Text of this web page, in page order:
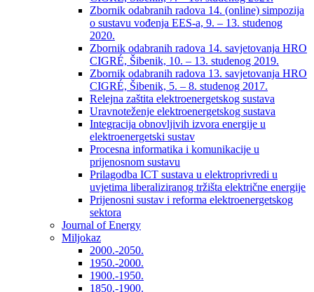
Zbornik odabranih radova 14. (online) simpozija
o sustavu vođenja EES-a, 9. – 13. studenog
2020.
Zbornik odabranih radova 14. savjetovanja HRO
CIGRÉ, Šibenik, 10. – 13. studenog 2019.
Zbornik odabranih radova 13. savjetovanja HRO
CIGRÉ, Šibenik, 5. – 8. studenog 2017.
Relejna zaštita elektroenergetskog sustava
Uravnoteženje elektroenergetskog sustava
Integracija obnovljivih izvora energije u
elektroenergetski sustav
Procesna informatika i komunikacije u
prijenosnom sustavu
Prilagodba ICT sustava u elektroprivredi u
uvjetima liberaliziranog tržišta električne energije
Prijenosni sustav i reforma elektroenergetskog
sektora
Journal of Energy
Miljokaz
2000.-2050.
1950.-2000.
1900.-1950.
1850.-1900.